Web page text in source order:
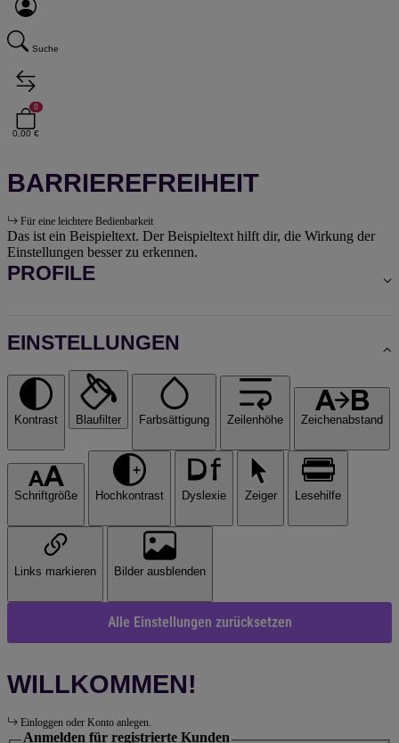
Suche
0
0,00 €
BARRIEREFREIHEIT
Für eine leichtere Bedienbarkeit
Das ist ein Beispieltext. Der Beispieltext hilft dir, die Wirkung der
Einstellungen besser zu erkennen.
PROFILE
EINSTELLUNGEN
Kontrast Blaufilter Farbsättigung Zeilenhöhe Zeichenabstand
Schriftgröße Hochkontrast Dyslexie Zeiger Lesehilfe
Links markieren Bilder ausblenden
Alle Einstellungen zurücksetzen
WILLKOMMEN!
Einloggen oder Konto anlegen.
Anmelden für registrierte Kunden